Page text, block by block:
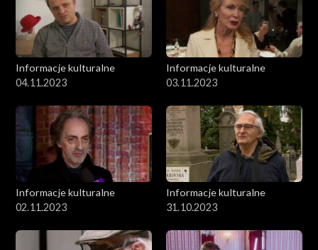
Informacje kulturalne
04.11.2023
Informacje kulturalne
03.11.2023
Informacje kulturalne
02.11.2023
Informacje kulturalne
31.10.2023